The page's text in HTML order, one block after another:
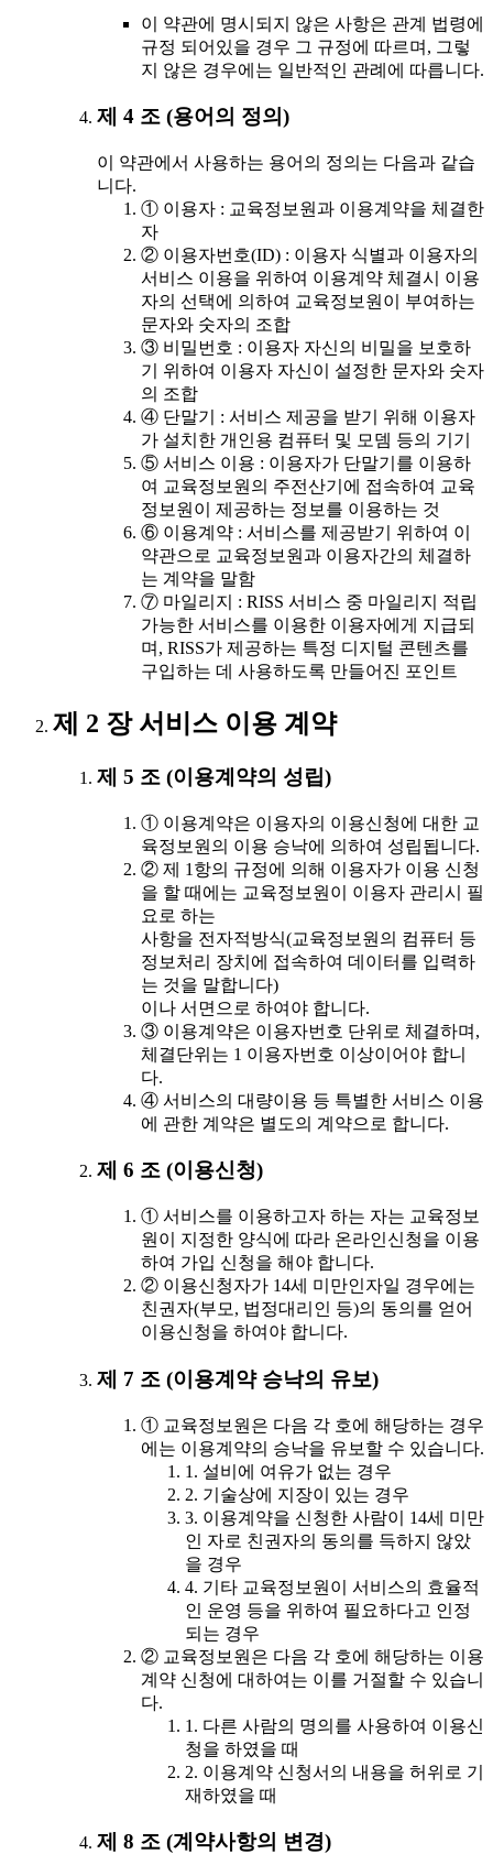
이 약관에 명시되지 않은 사항은 관계 법령에
규정 되어있을 경우 그 규정에 따르며, 그렇
지 않은 경우에는 일반적인 관례에 따릅니다.
제 4 조 (용어의 정의)
이 약관에서 사용하는 용어의 정의는 다음과 같습
니다.
① 이용자 : 교육정보원과 이용계약을 체결한
자
② 이용자번호(ID) : 이용자 식별과 이용자의
서비스 이용을 위하여 이용계약 체결시 이용
자의 선택에 의하여 교육정보원이 부여하는
문자와 숫자의 조합
③ 비밀번호 : 이용자 자신의 비밀을 보호하
기 위하여 이용자 자신이 설정한 문자와 숫자
의 조합
④ 단말기 : 서비스 제공을 받기 위해 이용자
가 설치한 개인용 컴퓨터 및 모뎀 등의 기기
⑤ 서비스 이용 : 이용자가 단말기를 이용하
여 교육정보원의 주전산기에 접속하여 교육
정보원이 제공하는 정보를 이용하는 것
⑥ 이용계약 : 서비스를 제공받기 위하여 이
약관으로 교육정보원과 이용자간의 체결하
는 계약을 말함
⑦ 마일리지 : RISS 서비스 중 마일리지 적립
가능한 서비스를 이용한 이용자에게 지급되
며, RISS가 제공하는 특정 디지털 콘텐츠를
구입하는 데 사용하도록 만들어진 포인트
제 2 장 서비스 이용 계약
제 5 조 (이용계약의 성립)
① 이용계약은 이용자의 이용신청에 대한 교
육정보원의 이용 승낙에 의하여 성립됩니다.
② 제 1항의 규정에 의해 이용자가 이용 신청
을 할 때에는 교육정보원이 이용자 관리시 필
요로 하는
사항을 전자적방식(교육정보원의 컴퓨터 등
정보처리 장치에 접속하여 데이터를 입력하
는 것을 말합니다)
이나 서면으로 하여야 합니다.
③ 이용계약은 이용자번호 단위로 체결하며,
체결단위는 1 이용자번호 이상이어야 합니
다.
④ 서비스의 대량이용 등 특별한 서비스 이용
에 관한 계약은 별도의 계약으로 합니다.
제 6 조 (이용신청)
① 서비스를 이용하고자 하는 자는 교육정보
원이 지정한 양식에 따라 온라인신청을 이용
하여 가입 신청을 해야 합니다.
② 이용신청자가 14세 미만인자일 경우에는
친권자(부모, 법정대리인 등)의 동의를 얻어
이용신청을 하여야 합니다.
제 7 조 (이용계약 승낙의 유보)
① 교육정보원은 다음 각 호에 해당하는 경우
에는 이용계약의 승낙을 유보할 수 있습니다.
1. 설비에 여유가 없는 경우
2. 기술상에 지장이 있는 경우
3. 이용계약을 신청한 사람이 14세 미만
인 자로 친권자의 동의를 득하지 않았
을 경우
4. 기타 교육정보원이 서비스의 효율적
인 운영 등을 위하여 필요하다고 인정
되는 경우
② 교육정보원은 다음 각 호에 해당하는 이용
계약 신청에 대하여는 이를 거절할 수 있습니
다.
1. 다른 사람의 명의를 사용하여 이용신
청을 하였을 때
2. 이용계약 신청서의 내용을 허위로 기
재하였을 때
제 8 조 (계약사항의 변경)